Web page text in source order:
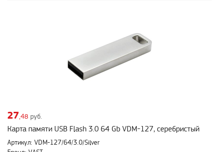
27,48 руб.
Карта памяти USB Flash 3.0 64 Gb VDM-127, серебристый
Артикул: VDM-127/64/3.0/Silver